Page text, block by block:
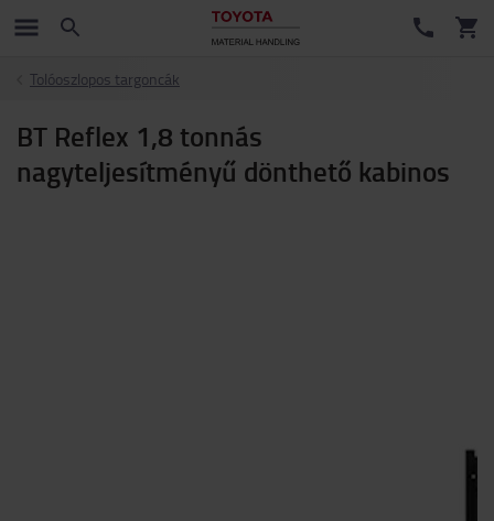
Tolóoszlopos targoncák
BT Reflex 1,8 tonnás
nagyteljesítményű dönthető kabinos